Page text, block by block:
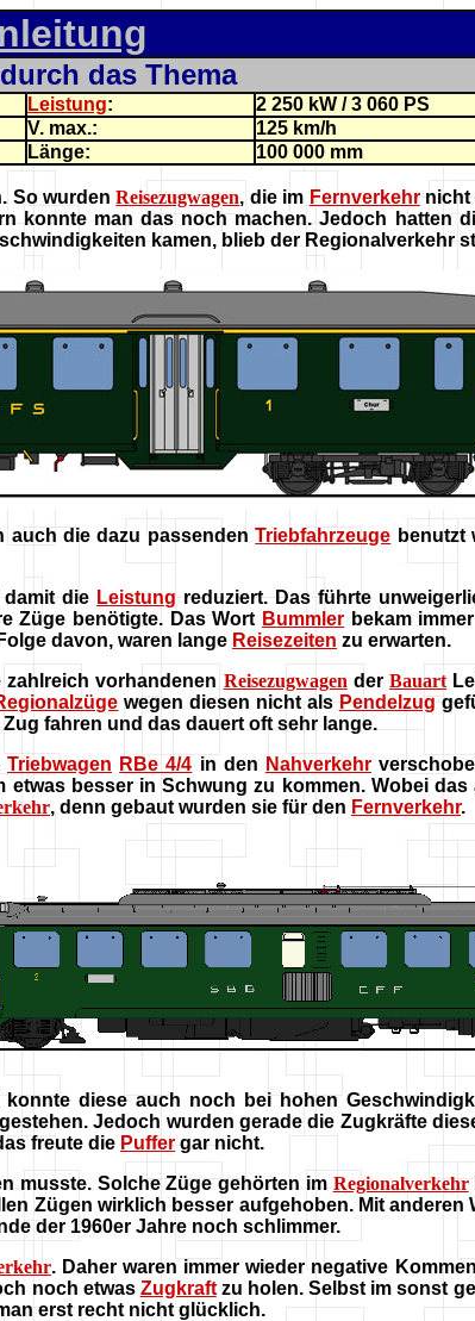
das Thema
Leistung:
2 250 kW / 3 060 PS
V. max.:
125 km/h
Länge: 100 000 mm
So wurdenReisezugwagen, die im Fernverkehrnicht
konnte man das noch machen. Jedoch hatten
kamen, blieb der Regionalverkehr
auch die dazu passendenTriebfahrzeuge benutzt
die Leistung reduziert. Das führte
Züge benötigte. Das Wort Bummler bekam
davon, waren lange Reisezeiten zu erwarten.
vorhandenen Reisezugwagen derBauart
wegen diesen nicht als Pendelzug
fahren und das dauert oft sehr lange.
Triebwagen RBe 4/4 in den Nahverkehr
etwas besser in Schwung zu kommen. Wobei
, denn gebaut wurden sie für den Fernverkehr.
konnte diese auch noch bei hohen
Jedoch wurden gerade die Zugkräfte
freute die Puffer gar nicht.
musste. Solche Züge gehörten im Regionalverkehr
Zügen wirklich besser aufgehoben. Mit anderen
der 1960er Jahre noch schlimmer.
. Daher waren immer wieder negative
noch etwas Zugkraftzu holen. Selbst im sonst
erst recht nicht glücklich.